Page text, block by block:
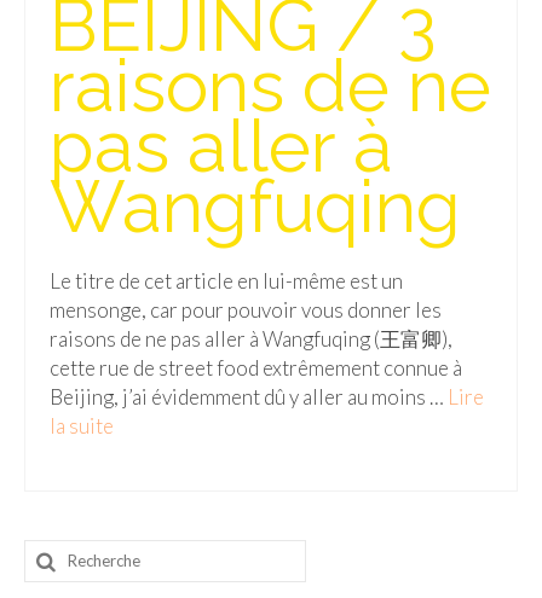
Isla del Sol
Lac Titicaca
Salar d’Uyuni
Chili
Paraguay
Pérou
Lac Titicaca
Beijing
BEIJING / 3
raisons de ne
pas aller à
Wangfuqing
Le titre de cet article en lui-même est un
mensonge, car pour pouvoir vous donner les
raisons de ne pas aller à Wangfuqing (王富卿),
cette rue de street food extrêmement connue à
Beijing, j’ai évidemment dû y aller au moins … Lire
la suite­­
Rechercher
: